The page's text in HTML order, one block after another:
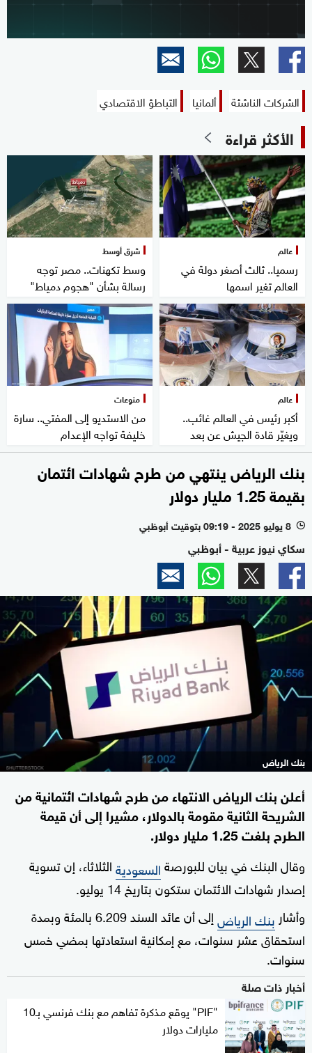
الشركات الناشئة ألمانيا التباطؤ الاقتصادي
الأكثر قراءة
عالم
رسميا.. ثالث أصغر دولة في
العالم تغير اسمها
شرق أوسط
وسط تكهنات.. مصر توجه
رسالة بشأن "هجوم دمياط"
عالم
أكبر رئيس في العالم غائب..
ويغيّر قادة الجيش عن بعد
منوعات
من الاستديو إلى المفتي.. سارة
خليفة تواجه الإعدام
بنك الرياض ينتهي من طرح شهادات ائتمان
بقيمة 1.25 مليار دولار
l 8 يوليو 2025 - 09:19 بتوقيت أبوظبي
سكاي نيوز عربية - أبوظبي
بنك الرياض
أعلن بنك الرياض الانتهاء من طرح شهادات ائتمانية من
الشريحة الثانية مقومة بالدولار، مشيرا إلى أن قيمة
الطرح بلغت 1.25 مليار دولار.
وقال البنك في بيان للبورصةالسعوديةالثلاثاء، إن تسوية
إصدار شهادات الائتمان ستكون بتاريخ 14 يوليو.
وأشار بنك الرياض
إلى أن عائد السند 6.209 بالمئة وبمدة
استحقاق عشر سنوات، مع إمكانية استعادتها بمضي خمس
سنوات.
أخبار ذات صلة
"PIF" يوقع مذكرة تفاهم مع بنك فرنسي بـ10
مليارات دولار